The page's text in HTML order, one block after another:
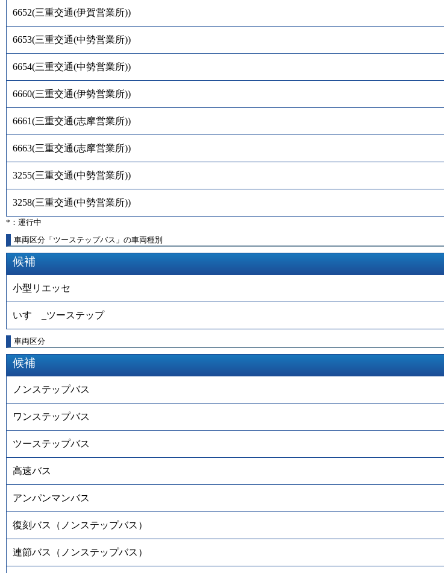
6652(三重交通(伊賀営業所))
6653(三重交通(中勢営業所))
6654(三重交通(中勢営業所))
6660(三重交通(伊勢営業所))
6661(三重交通(志摩営業所))
6663(三重交通(志摩営業所))
3255(三重交通(中勢営業所))
3258(三重交通(中勢営業所))
*：運行中
車両区分「ツーステップバス」の車両種別
候補
小型リエッセ
いすゞ_ツーステップ
車両区分
候補
ノンステップバス
ワンステップバス
ツーステップバス
高速バス
アンパンマンバス
復刻バス（ノンステップバス）
連節バス（ノンステップバス）